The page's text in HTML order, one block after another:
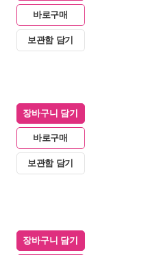
바로구매
보관함 담기
장바구니 담기
바로구매
보관함 담기
장바구니 담기